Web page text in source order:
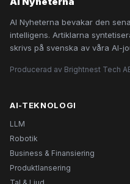
AI Nyheterna bevakar den
intelligens. Artiklarna
skrivs på svenska av våra AI-
Producerad av Brightnest Tech
AI-TEKNOLOGI
LLM
Robotik
Business & Finansiering
Produktlansering